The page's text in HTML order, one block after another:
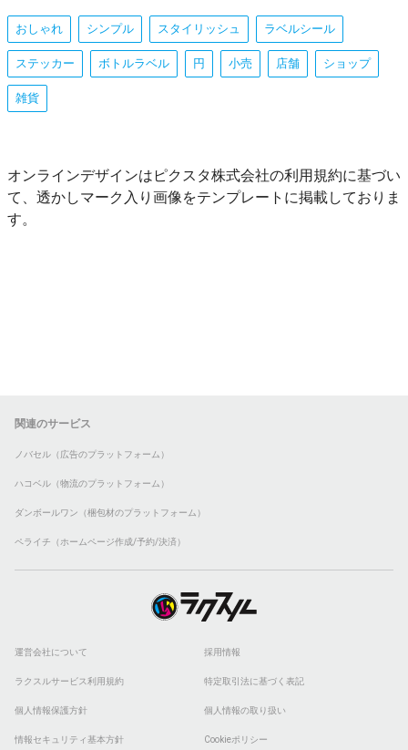
おしゃれ シンプル スタイリッシュ ラベルシール
ステッカー ボトルラベル 円 小売 店舗 ショップ
雑貨
オンラインデザインはピクスタ株式会社の利用規約に基づい
て、透かしマーク入り画像をテンプレートに掲載しておりま
す。
関連のサービス
ノバセル（広告のプラットフォーム）
ハコベル（物流のプラットフォーム）
ダンボールワン（梱包材のプラットフォーム）
ペライチ（ホームページ作成/予約/決済）
運営会社について 採用情報
ラクスルサービス利用規約 特定取引法に基づく表記
個人情報保護方針 個人情報の取り扱い
情報セキュリティ基本方針 Cookieポリシー